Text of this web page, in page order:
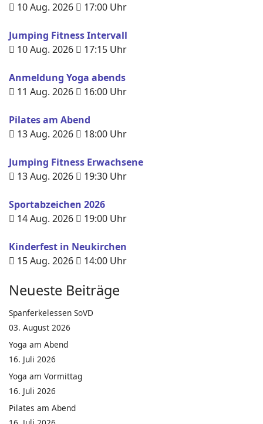
10 Aug. 2026
17:00 Uhr
Jumping Fitness Intervall
10 Aug. 2026
17:15 Uhr
Anmeldung Yoga abends
11 Aug. 2026
16:00 Uhr
Pilates am Abend
13 Aug. 2026
18:00 Uhr
Jumping Fitness Erwachsene
13 Aug. 2026
19:30 Uhr
Sportabzeichen 2026
14 Aug. 2026
19:00 Uhr
Kinderfest in Neukirchen
15 Aug. 2026
14:00 Uhr
Neueste Beiträge
Spanferkelessen SoVD
03. August 2026
Yoga am Abend
16. Juli 2026
Yoga am Vormittag
16. Juli 2026
Pilates am Abend